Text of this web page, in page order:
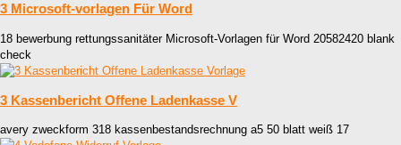
3 Microsoft-vorlagen Für Word
18 bewerbung rettungssanitäter Microsoft-Vorlagen für Word 20582420 blank
check
3 Kassenbericht Offene Ladenkasse V
avery zweckform 318 kassenbestandsrechnung a5 50 blatt weiß 17